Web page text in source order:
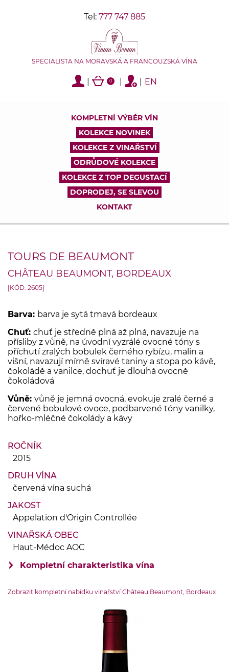
Tel: 777 747 885
SPECIALISTA NA MORAVSKÁ A FRANCOUZSKÁ VÍNA
0 EN
KOMPLETNÍ VÝBĚR VÍN
KOLEKCE NOVINEK
KOLEKCE Z VINAŘSTVÍ
ODRŮDOVÉ KOLEKCE
KOLEKCE Z TOP DEGUSTACÍ
DOPRODEJ, SE SLEVOU
KONTAKT
TOURS DE BEAUMONT
CHÂTEAU BEAUMONT, BORDEAUX
[KÓD: 2605]
Barva: barva je sytá tmavá bordeaux
Chuť: chuť je středně plná až plná, navazuje na
přísliby z vůně, na úvodní vyzrálé ovocné tóny s
příchutí zralých bobulek černého rybízu, malin a
višní, navazují mírně svíravé taniny a stopa po kávě,
čokoládě a vanilce, dochuť je dlouhá ovocně
čokoládová
Vůně: vůně je jemná ovocná, evokuje zralé černé a
červené bobulové ovoce, podbarvené tóny vanilky,
hořko-mléčné čokolády a kávy
ROČNÍK
2015
DRUH VÍNA
červená vína suchá
JAKOST
Appelation d'Origin Controllée
VINAŘSKÁ OBEC
Haut-Médoc AOC
Kompletní charakteristika vína
neurčena
Zobrazit kompletní nabídku vinařství Château Beaumont, Bordeaux